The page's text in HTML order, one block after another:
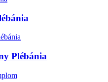
Plébánia